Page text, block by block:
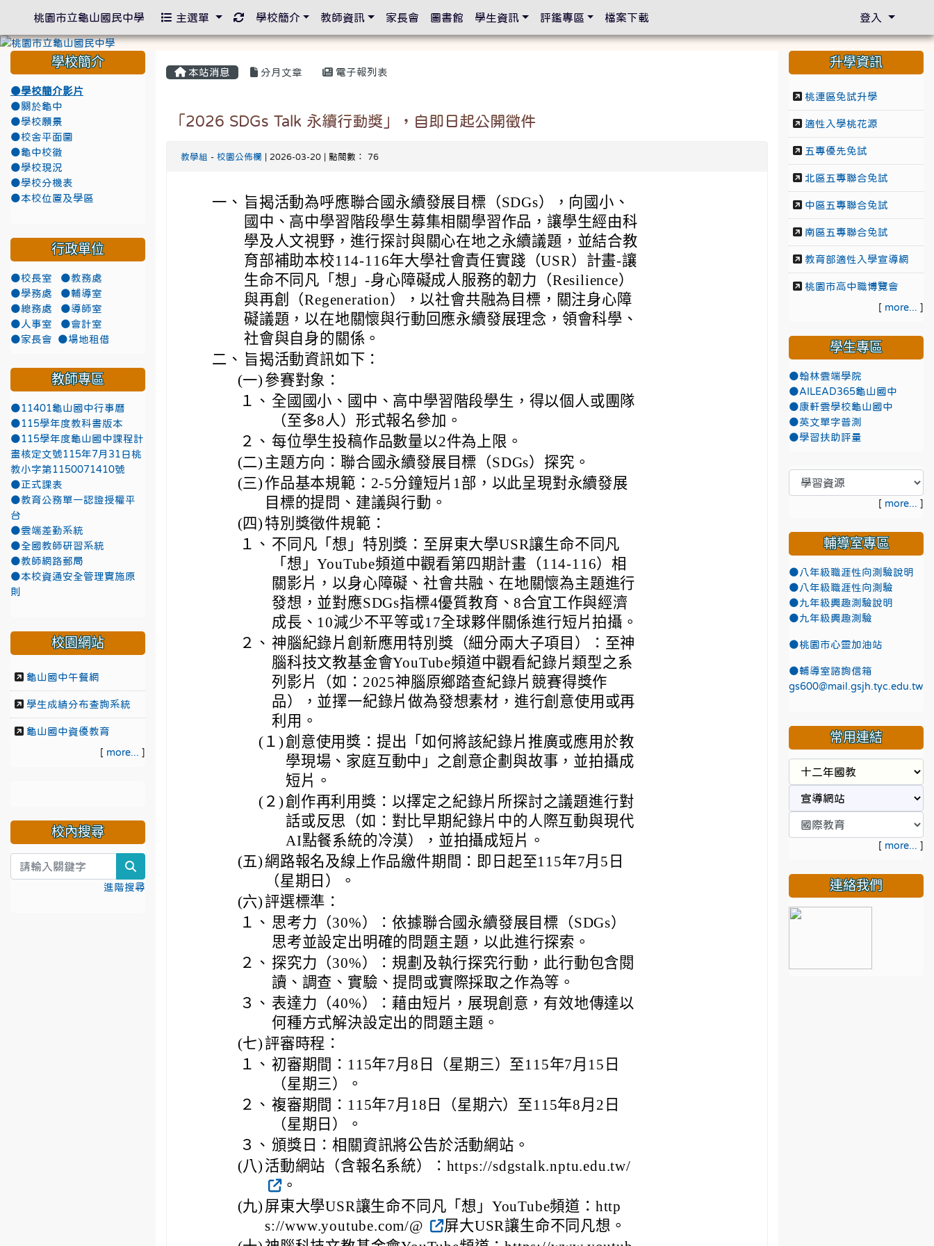
本站消息 分月文章 電子報列表
「2026 SDGs Talk 永續行動獎」，自即日起公開徵件
教學組 - 校園公佈欄 | 2026-03-20 | 點閱數： 76
一、 旨揭活動為呼應聯合國永續發展目標（SDGs），向國小、
國中、高中學習階段學生募集相關學習作品，讓學生經由科
學及人文視野，進行探討與關心在地之永續議題，並結合教
育部補助本校114-116年大學社會責任實踐（USR）計畫-讓
生命不同凡「想」-身心障礙成人服務的韌力（Resilience）
與再創（Regeneration），以社會共融為目標，關注身心障
礙議題，以在地關懷與行動回應永續發展理念，領會科學、
社會與自身的關係。
二、 旨揭活動資訊如下：
(一) 參賽對象：
１、 全國國小、國中、高中學習階段學生，得以個人或團隊
（至多8人）形式報名參加。
２、 每位學生投稿作品數量以2件為上限。
(二) 主題方向：聯合國永續發展目標（SDGs）探究。
(三) 作品基本規範：2-5分鐘短片1部，以此呈現對永續發展
目標的提問、建議與行動。
(四)特別獎徵件規範：
１、 不同凡「想」特別獎：至屏東大學USR讓生命不同凡
「想」YouTube頻道中觀看第四期計畫（114-116）相
關影片，以身心障礙、社會共融、在地關懷為主題進行
發想，並對應SDGs指標4優質教育、8合宜工作與經濟
成長、10減少不平等或17全球夥伴關係進行短片拍攝。
２、 神腦紀錄片創新應用特別獎（細分兩大子項目）：至神
腦科技文教基金會YouTube頻道中觀看紀錄片類型之系
列影片（如：2025神腦原鄉踏查紀錄片競賽得獎作
品），並擇一紀錄片做為發想素材，進行創意使用或再
利用。
(１) 創意使用獎：提出「如何將該紀錄片推廣或應用於教
學現場、家庭互動中」之創意企劃與故事，並拍攝成
短片。
(２) 創作再利用獎：以擇定之紀錄片所探討之議題進行對
話或反思（如：對比早期紀錄片中的人際互動與現代
AI點餐系統的冷漠），並拍攝成短片。
(五) 網路報名及線上作品繳件期間：即日起至115年7月5日
（星期日）。
(六) 評選標準：
１、 思考力（30%）：依據聯合國永續發展目標（SDGs）
思考並設定出明確的問題主題，以此進行探索。
２、 探究力（30%）：規劃及執行探究行動，此行動包含閱
讀、調查、實驗、提問或實際採取之作為等。
３、 表達力（40%）：藉由短片，展現創意，有效地傳達以
何種方式解決設定出的問題主題。
(七) 評審時程：
１、 初審期間：115年7月8日（星期三）至115年7月15日
（星期三）。
２、 複審期間：115年7月18日（星期六）至115年8月2日
（星期日）。
３、 頒獎日：相關資訊將公告於活動網站。
(八) 活動網站（含報名系統）：https://sdgstalk.nptu.edu.tw/
。
(九) 屏東大學USR讓生命不同凡「想」YouTube頻道：http
s://www.youtube.com/@
屏大USR讓生命不同凡想。
學校簡介
●學校簡介影片
●關於龜中
●學校願景
●校舍平面圖
●龜中校徽
●學校現況
●學校分機表
●本校位置及學區
行政單位
●校長室
●教務處
●學務處
●輔導室
●總務處
●導師室
●人事室
●會計室
●家長會
●場地租借
教師專區
●11401龜山國中行事曆
●115學年度教科書版本
●115學年度龜山國中課程計
畫核定文號115年7月31日桃
教小字第1150071410號
●正式課表
●教育公務單一認證授權平
台
●雲端差勤系統
●全國教師研習系統
●教師網路郵局
●本校資通安全管理實施原
則
校園網站
龜山國中午餐網
學生成績分布查詢系統
龜山國中資優教育
[ more... ]
校內搜尋
進階搜尋
升學資訊
桃連區免試升學
適性入學桃花源
五專優先免試
北區五專聯合免試
中區五專聯合免試
南區五專聯合免試
教育部適性入學宣導網
桃園市高中職博覽會
[ more... ]
學生專區
●翰林雲端學院
●AILEAD365龜山國中
●康軒雲學校龜山國中
●英文單字普測
●學習扶助評量
[ more... ]
輔導室專區
●八年級職涯性向測驗說明
●八年級職涯性向測驗
●九年級興趣測驗說明
●九年級興趣測驗
●桃園市心靈加油站
●輔導室諮詢信箱
gs600@mail.gsjh.tyc.edu.tw
常用連結
[ more... ]
連絡我們
桃園市立龜山國民中學 主選單 重新取得佈景設定
學校簡介 教師資訊 家長會 圖書館 學生資訊 評鑑專區 檔案下載 登入